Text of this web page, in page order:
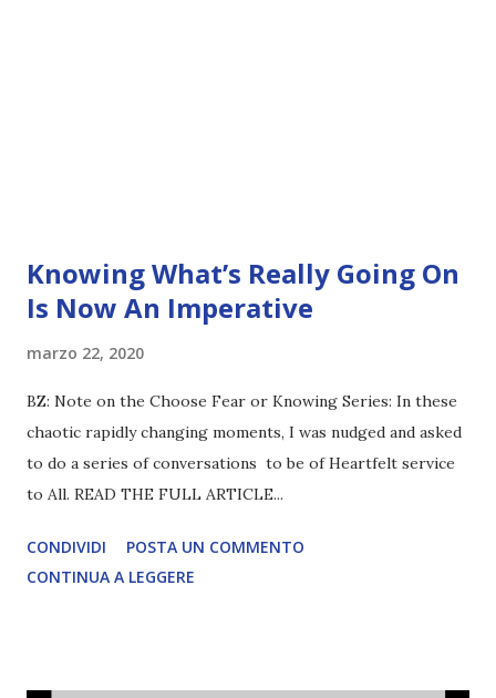
Knowing What’s Really Going On
Is Now An Imperative
marzo 22, 2020
BZ: Note on the Choose Fear or Knowing Series: In these
chaotic rapidly changing moments, I was nudged and asked
to do a series of conversations to be of Heartfelt service
to All. READ THE FULL ARTICLE...
CONDIVIDI
POSTA UN COMMENTO
CONTINUA A LEGGERE